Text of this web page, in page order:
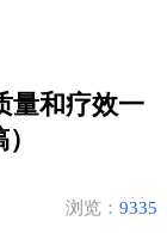
量和疗效一
浏览： 9335